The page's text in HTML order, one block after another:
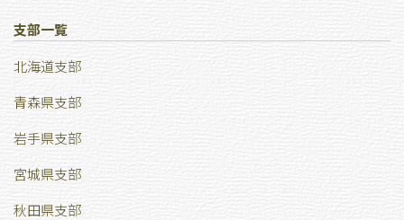
支部一覧
北海道支部
青森県支部
岩手県支部
宮城県支部
秋田県支部